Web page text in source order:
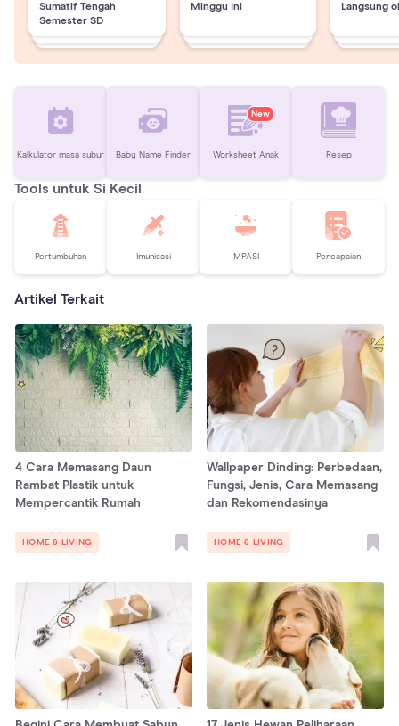
Sumatif Tengah
Semester SD
Minggu Ini
Langsung
Kalkulator masa subur Baby Name Finder
New
Worksheet Anak Resep
Tools untuk Si Kecil
Pertumbuhan Imunisasi MPASI Pencapaian
Artikel Terkait
4 Cara Memasang Daun
Rambat Plastik untuk
Mempercantik Rumah
HOME & LIVING
Wallpaper Dinding: Perbedaan,
Fungsi, Jenis, Cara Memasang
dan Rekomendasinya
HOME & LIVING